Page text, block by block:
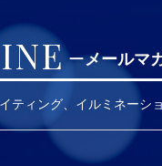
メールマ
ティング、イルミネーシ